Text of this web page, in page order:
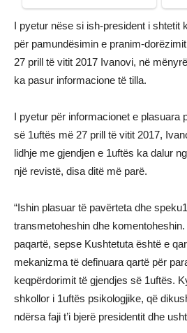
I pyetur nëse si ish-president i shtetit
për pamundësimin e pranim-
27 prill të vitit 2017 Ivanovi, në
ka pasur informacione të tilla.
I pyetur për informacionet e plasuara
së 1uftës më 27 prill të vitit 2017,
lidhje me gjendjen e 1uftës ka dalur
një revistë, disa ditë më parë.
“Ishin plasuar të pavërteta dhe
transmetoheshin dhe
paqartë, sepse Kushtetuta është e
mekanizma të definuara qartë për
keqpërdorimit të gjendjes së 1uftës.
shkollor i 1uftës psikologjike, që
ndërsa faji t’i bjerë presidentit dhe